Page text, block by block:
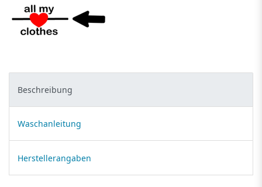
Beschreibung
Waschanleitung
Herstellerangaben